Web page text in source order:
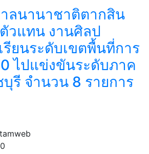
าลนานาชาติตากสิน
วแทน งานศิลป
ยนระดับเขตพื้นที่การ
ไปแข่งขันระดับภาค
รี จำนวน 8 รายการ